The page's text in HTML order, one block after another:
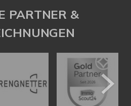
PARTNER &